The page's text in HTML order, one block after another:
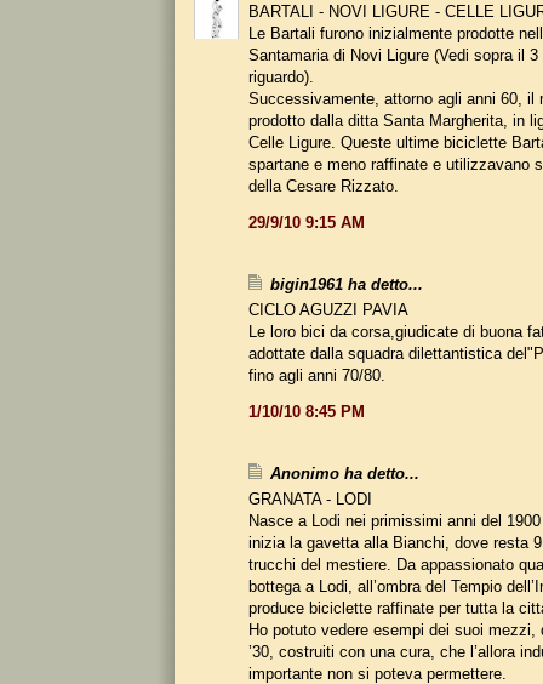
BARTALI - NOVI LIGURE - CELLE
Le Bartali furono inizialmente prodotte
Santamaria di Novi Ligure (Vedi sopra il
riguardo).
Successivamente, attorno agli anni 60, il
prodotto dalla ditta Santa Margherita, in
Celle Ligure. Queste ultime biciclette
spartane e meno raffinate e utilizzavano
della Cesare Rizzato.
29/9/10 9:15 AM
bigin1961 ha detto...
CICLO AGUZZI PAVIA
Le loro bici da corsa,giudicate di buona
adottate dalla squadra dilettantistica
fino agli anni 70/80.
1/10/10 8:45 PM
Anonimo ha detto...
GRANATA - LODI
Nasce a Lodi nei primissimi anni del
inizia la gavetta alla Bianchi, dove resta
trucchi del mestiere. Da appassionato
bottega a Lodi, all’ombra del Tempio
produce biciclette raffinate per tutta la
Ho potuto vedere esempi dei suoi mezzi,
’30, costruiti con una cura, che l’allora
importante non si poteva permettere.